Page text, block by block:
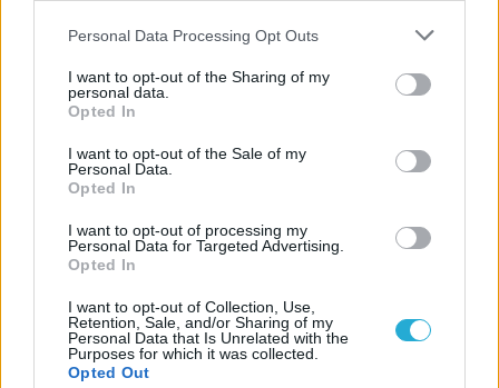
Personal Data Processing Opt Outs
I want to opt-out of the Sharing of my
personal data.
Opted In
I want to opt-out of the Sale of my
Personal Data.
Opted In
I want to opt-out of processing my
Personal Data for Targeted Advertising.
Opted In
I want to opt-out of Collection, Use,
Retention, Sale, and/or Sharing of my
Personal Data that Is Unrelated with the
Purposes for which it was collected.
Opted Out
Szerző:Britpopper
Dátum:2026.06.05 18:30
Csapd be az AI-t! Állítsd be itt, hogy a PC
a Google-ben.
KAPCSOLÓDÓ HÍREK
90 éves korában elhunyt Sir Sean Connery
88 éves korában elhunyt Alain Delon
LEGFRISSEBB VIDEÓNK